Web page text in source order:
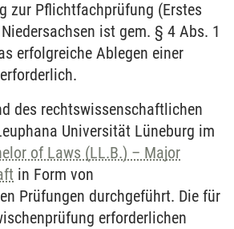
zur Pflichtfachprüfung (Erstes
ist gem. § 4 Abs. 1
erfolgreiche Ablegen einer
des rechtswissenschaftlichen
Universität Lüneburg im
of Laws (LL.B.) – Major
in Form von
Prüfungen durchgeführt. Die für
erforderlichen